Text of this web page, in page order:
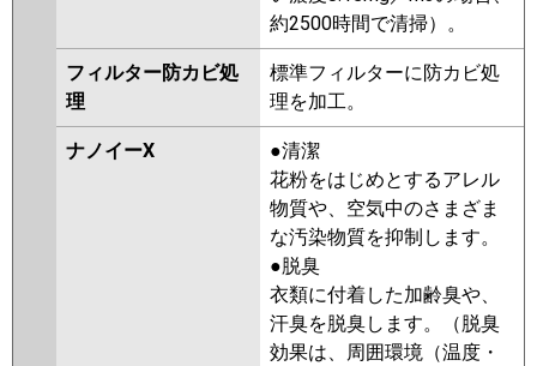
約2500時間で清掃）。
フィルター防カビ処
理
標準フィルターに防カビ処
理を加工。
ナノイーX
●清潔
花粉をはじめとするアレル
物質や、空気中のさまざま
な汚染物質を抑制します。
●脱臭
衣類に付着した加齢臭や、
汗臭を脱臭します。（脱臭
効果は、周囲環境（温度・